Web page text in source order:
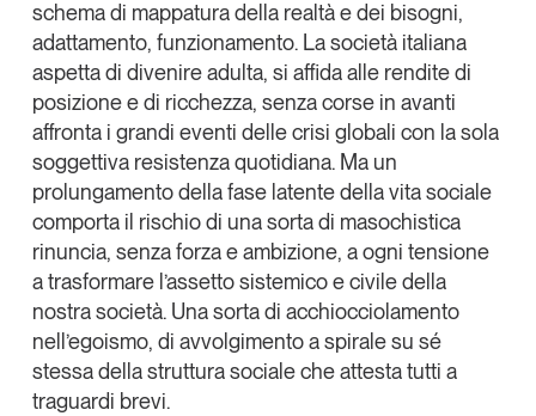
schema di mappatura della realtà e dei bisogni,
adattamento, funzionamento. La società italiana
aspetta di divenire adulta, si affida alle rendite di
posizione e di ricchezza, senza corse in avanti
affronta i grandi eventi delle crisi globali con la sola
soggettiva resistenza quotidiana. Ma un
prolungamento della fase latente della vita sociale
comporta il rischio di una sorta di masochistica
rinuncia, senza forza e ambizione, a ogni tensione
a trasformare l’assetto sistemico e civile della
nostra società. Una sorta di acchiocciolamento
nell’egoismo, di avvolgimento a spirale su sé
stessa della struttura sociale che attesta tutti a
traguardi brevi.